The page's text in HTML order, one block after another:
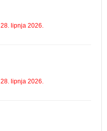
28. lipnja 2026.
28. lipnja 2026.